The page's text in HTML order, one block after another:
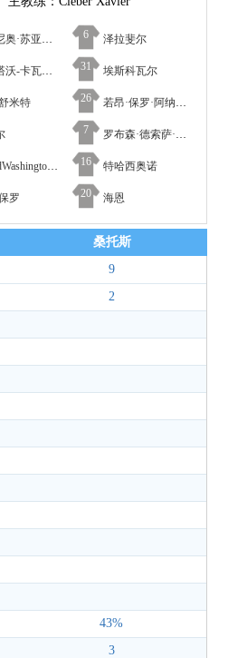
·苏亚雷斯 6 泽拉斐尔
-卡瓦列罗 31 埃斯科瓦尔
米特 26 若昂·保罗·阿纳尼亚斯·本托
7 罗布森·德索萨·朱尼尔
16 特哈西奥诺
罗 20 海恩
桑托斯
9
2
43%
3